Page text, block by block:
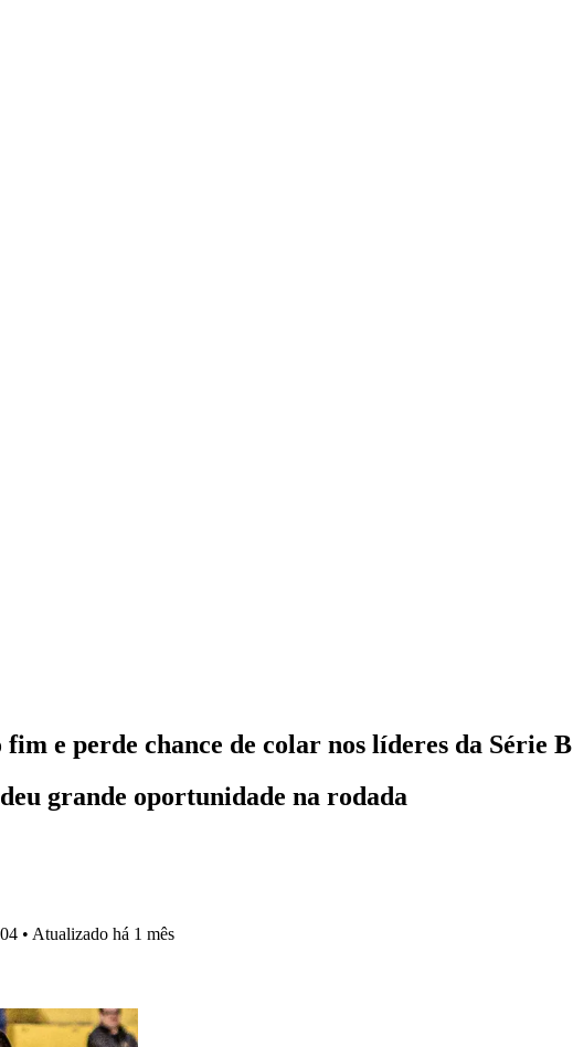
e perde chance de colar nos líderes da Série B
grande oportunidade na rodada
• Atualizado há 1 mês